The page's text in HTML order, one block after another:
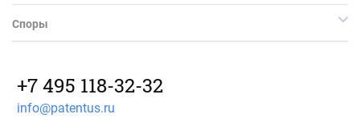
Споры
+7 495 118-32-32
info@patentus.ru